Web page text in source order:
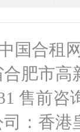
国合租
肥市
售前咨
：香